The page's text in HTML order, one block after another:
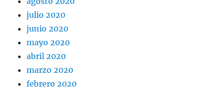
julio 2020
junio 2020
mayo 2020
abril 2020
marzo 2020
febrero 2020